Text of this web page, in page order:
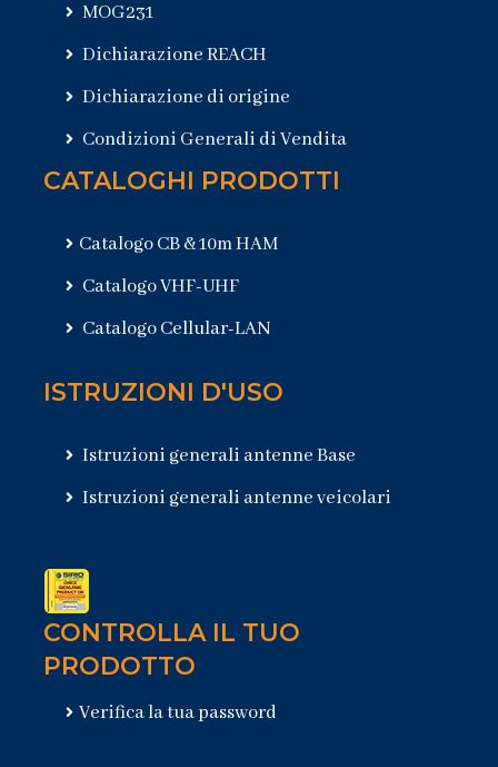
MOG231
Dichiarazione REACH
Dichiarazione di origine
Condizioni Generali di Vendita
CATALOGHI PRODOTTI
Catalogo CB & 10m HAM
Catalogo VHF-UHF
Catalogo Cellular-LAN
ISTRUZIONI D'USO
Istruzioni generali antenne Base
Istruzioni generali antenne veicolari
CONTROLLA IL TUO
PRODOTTO
Verifica la tua password